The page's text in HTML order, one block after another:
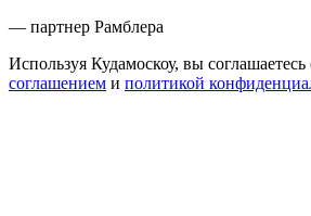
— партнер Рамблера
Используя Кудамоскоу, вы соглашаетесь
соглашением и политикой